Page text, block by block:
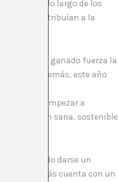
, a lo largo de los
sólo contribuían a la
y ha ganado fuerza la
Además, este año
para empezar a
posición sana, sostenible
ha sabido darse un
que además cuenta con un